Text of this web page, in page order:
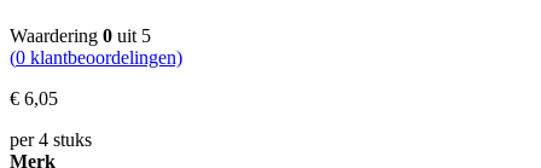
Waardering 0 uit 5
(0 klantbeoordelingen)
€ 6,05
per 4 stuks
Merk